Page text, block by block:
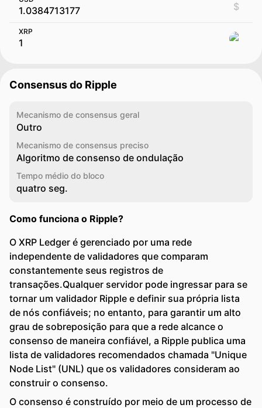
$
XRP
Consensus do Ripple
Mecanismo de consensus geral
Outro
Mecanismo de consensus preciso
Algoritmo de consenso de ondulação
Tempo médio do bloco
quatro seg.
Como funciona o Ripple?
O XRP Ledger é gerenciado por uma rede
independente de validadores que comparam
constantemente seus registros de
transações.Qualquer servidor pode ingressar para se
tornar um validador Ripple e definir sua própria lista
de nós confiáveis; no entanto, para garantir um alto
grau de sobreposição para que a rede alcance o
consenso de maneira confiável, a Ripple publica uma
lista de validadores recomendados chamada "Unique
Node List" (UNL) que os validadores consideram ao
construir o consenso.
O consenso é construído por meio de um processo de